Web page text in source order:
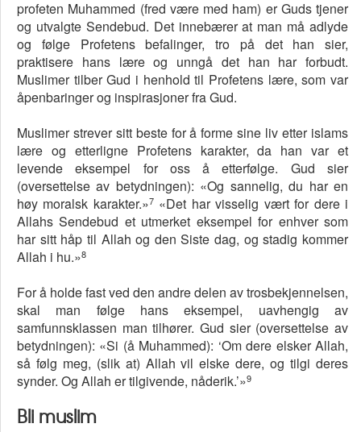
profeten Muhammed (fred være med ham) er Guds tjener
og utvalgte Sendebud. Det innebærer at man må adlyde
og følge Profetens befalinger, tro på det han sier,
praktisere hans lære og unngå det han har forbudt.
Muslimer tilber Gud i henhold til Profetens lære, som var
åpenbaringer og inspirasjoner fra Gud.
Muslimer strever sitt beste for å forme sine liv etter islams
lære og etterligne Profetens karakter, da han var et
levende eksempel for oss å etterfølge. Gud sier
(oversettelse av betydningen): «Og sannelig, du har en
høy moralsk karakter.»7«Det har visselig vært for dere i
Allahs Sendebud et utmerket eksempel for enhver som
har sitt håp til Allah og den Siste dag, og stadig kommer
Allah i hu.»8
For å holde fast ved den andre delen av trosbekjennelsen,
skal man følge hans eksempel, uavhengig av
samfunnsklassen man tilhører. Gud sier (oversettelse av
betydningen): «Si (å Muhammed): ‘Om dere elsker Allah,
så følg meg, (slik at) Allah vil elske dere, og tilgi deres
synder. Og Allah er tilgivende, nåderik.’»9
Bli muslim